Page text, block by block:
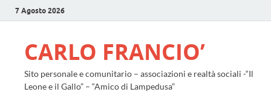
7 Agosto 2026
CARLO FRANCIO’
Sito personale e comunitario – associazioni e realtà sociali -“Il
Leone e il Gallo” – “Amico di Lampedusa”